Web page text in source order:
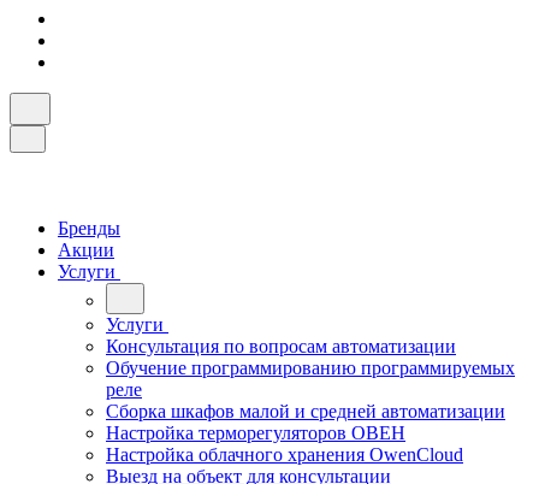
Бренды
Акции
Услуги
Услуги
Консультация по вопросам автоматизации
Обучение программированию программируемых
реле
Сборка шкафов малой и средней автоматизации
Настройка терморегуляторов ОВЕН
Настройка облачного хранения OwenCloud
Выезд на объект для консультации